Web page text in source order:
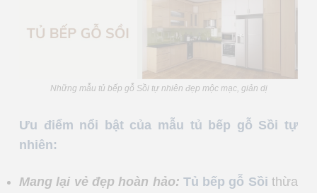
Những mẫu tủ bếp gỗ Sồi tự nhiên đẹp mộc mạc, giản dị
Ưu điểm nổi bật của mẫu tủ bếp gỗ Sồi tự
nhiên:
Mang lại vẻ đẹp hoàn hảo: Tủ bếp gỗ Sồi thừa